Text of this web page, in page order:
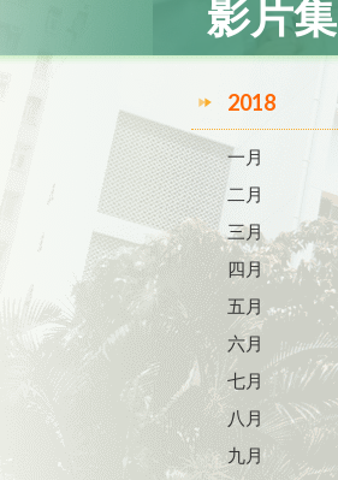
影片集
2018
一月
二月
三月
四月
五月
六月
七月
八月
九月